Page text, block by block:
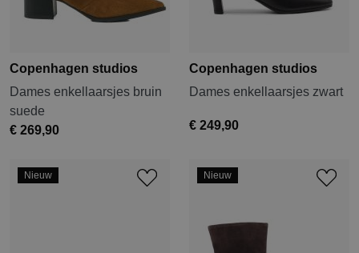
Copenhagen studios
Dames enkellaarsjes bruin
suede
€ 269,90
Copenhagen studios
Dames enkellaarsjes zwart
€ 249,90
Nieuw Nieuw